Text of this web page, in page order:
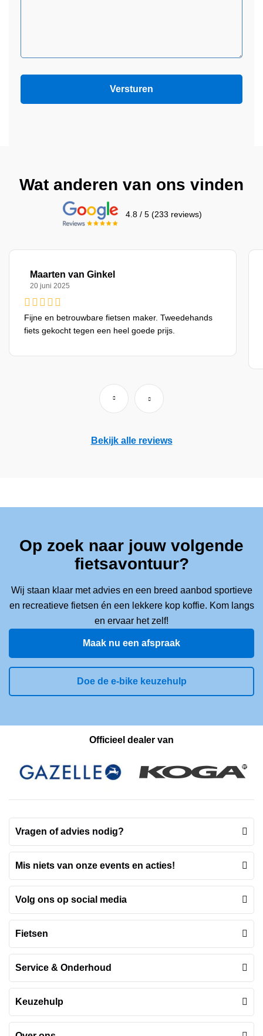
Wat anderen van ons vinden
4.8 / 5 (233 reviews)
Maarten van Ginkel
20 juni 2025
Fijne en betrouwbare fietsen maker. Tweedehands
fiets gekocht tegen een heel goede prijs.
Bekijk alle reviews
Op zoek naar jouw volgende
fietsavontuur?
Wij staan klaar met advies en een breed aanbod sportieve
en recreatieve fietsen én een lekkere kop koffie. Kom langs
en ervaar het zelf!
Maak nu een afspraak
Doe de e-bike keuzehulp
Officieel dealer van
Vragen of advies nodig?
Mis niets van onze events en acties!
Volg ons op social media
Fietsen
Service & Onderhoud
Keuzehulp